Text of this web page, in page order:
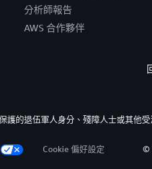
分析師報告
AWS 合作夥伴
護的退伍軍人身分、殘障人士或其他
Cookie 偏好設定 ©